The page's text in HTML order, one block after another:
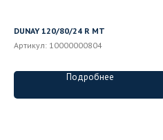
DUNAY 120/80/24 R MT
Артикул: 10000000804
Подробнее